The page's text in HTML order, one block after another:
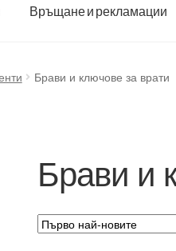
Връщане и рекламации
Брави и ключове за врати
Брави и